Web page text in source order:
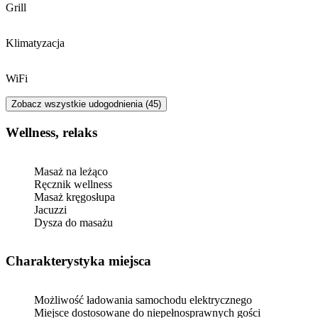
Grill
Klimatyzacja
WiFi
Zobacz wszystkie udogodnienia (45)
Wellness, relaks
Masaż na leżąco
Ręcznik wellness
Masaż kręgosłupa
Jacuzzi
Dysza do masażu
Charakterystyka miejsca
Możliwość ładowania samochodu elektrycznego
Miejsce dostosowane do niepełnosprawnych gości